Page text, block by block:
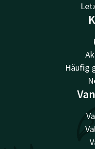
Häufig